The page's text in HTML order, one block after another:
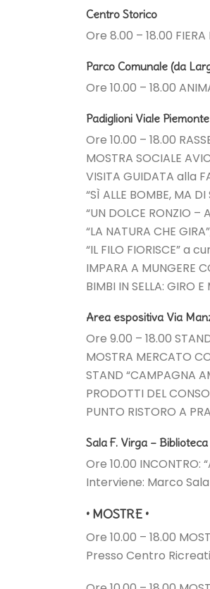
Centro Storico
Ore 8.00 – 18.00 FIERA
Parco Comunale (da
Ore 10.00 – 18.00
Padiglioni Viale Piemonte
Ore 10.00 – 18.00
MOSTRA SOCIALE
VISITA GUIDATA alla
“SÌ ALLE BOMBE, MA
“UN DOLCE RONZIO
“LA NATURA CHE
“IL FILO FIORISCE” a
IMPARA A MUNGERE
BIMBI IN SELLA: GIRO
Area espositiva Via
Ore 9.00 – 18.00
MOSTRA MERCATO
STAND “CAMPAGNA
PRODOTTI DEL
PUNTO RISTORO A
Sala F. Virga –
Ore 10.00 INCONTRO:
Interviene: Marco
• MOSTRE •
Ore 10.00 – 18.00
Presso Centro